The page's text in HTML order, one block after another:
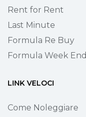
Rent for Rent
Last Minute
Formula Re Buy
Formula Week End
LINK VELOCI
Come Noleggiare